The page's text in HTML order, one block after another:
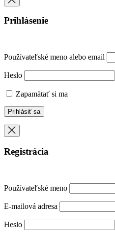
Prihlásenie
Používateľské meno alebo email
Heslo
Zapamätať si ma
Registrácia
Používateľské meno
E-mailová adresa
Heslo